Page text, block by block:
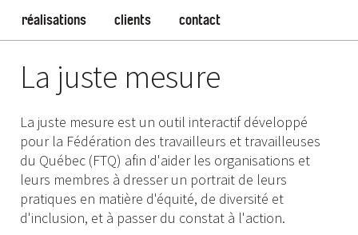
réalisations clients contact
La juste mesure
La juste mesure est un outil interactif développé
pour la Fédération des travailleurs et travailleuses
du Québec (FTQ) afin d'aider les organisations et
leurs membres à dresser un portrait de leurs
pratiques en matière d'équité, de diversité et
d'inclusion, et à passer du constat à l'action.